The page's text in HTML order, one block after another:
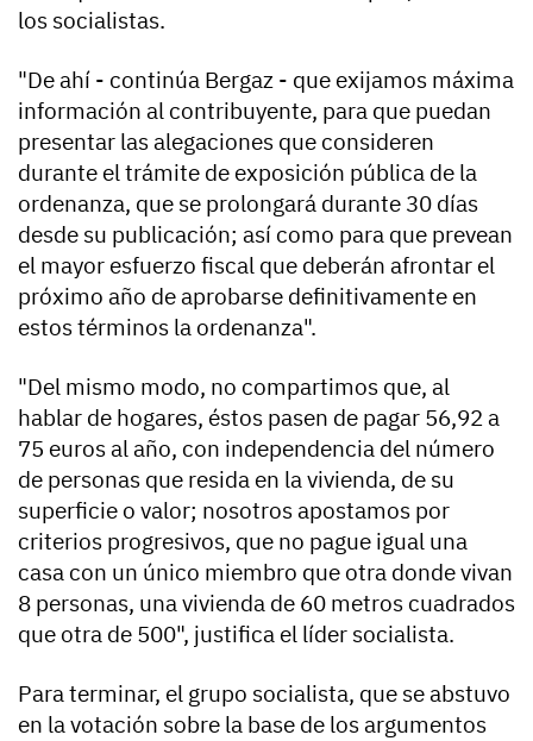
los socialistas.
"De ahí - continúa Bergaz - que exijamos máxima
información al contribuyente, para que puedan
presentar las alegaciones que consideren
durante el trámite de exposición pública de la
ordenanza, que se prolongará durante 30 días
desde su publicación; así como para que prevean
el mayor esfuerzo fiscal que deberán afrontar el
próximo año de aprobarse definitivamente en
estos términos la ordenanza".
"Del mismo modo, no compartimos que, al
hablar de hogares, éstos pasen de pagar 56,92 a
75 euros al año, con independencia del número
de personas que resida en la vivienda, de su
superficie o valor; nosotros apostamos por
criterios progresivos, que no pague igual una
casa con un único miembro que otra donde vivan
8 personas, una vivienda de 60 metros cuadrados
que otra de 500", justifica el líder socialista.
Para terminar, el grupo socialista, que se abstuvo
en la votación sobre la base de los argumentos